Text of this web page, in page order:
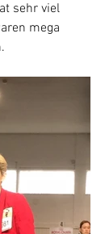
sehr viel
mega